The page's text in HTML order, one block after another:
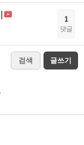
1
댓글
검색 글쓰기